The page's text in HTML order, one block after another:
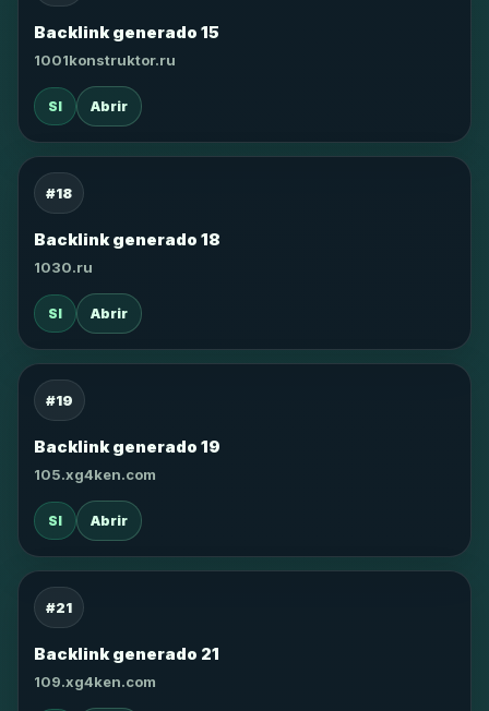
Backlink generado 15
1001konstruktor.ru
SI Abrir
#18
Backlink generado 18
1030.ru
SI Abrir
#19
Backlink generado 19
105.xg4ken.com
SI Abrir
#21
Backlink generado 21
109.xg4ken.com